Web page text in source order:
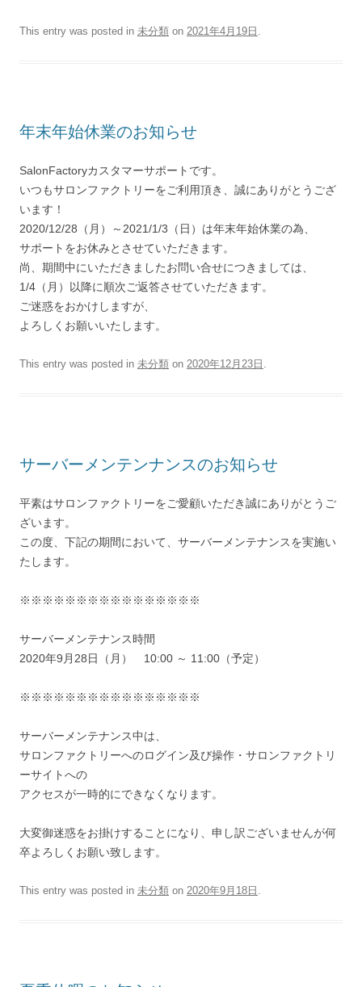
This entry was posted in 未分類 on 2021年4月19日 .
年末年始休業のお知らせ
SalonFactoryカスタマーサポートです。
いつもサロンファクトリーをご利用頂き、誠にありがとうござ
います！
2020/12/28（月）～2021/1/3（日）は年末年始休業の為、
サポートをお休みとさせていただきます。
尚、期間中にいただきましたお問い合せにつきましては、
1/4（月）以降に順次ご返答させていただきます。
ご迷惑をおかけしますが、
よろしくお願いいたします。
This entry was posted in 未分類 on 2020年12月23日 .
サーバーメンテンナンスのお知らせ
平素はサロンファクトリーをご愛顧いただき誠にありがとうご
ざいます。
この度、下記の期間において、サーバーメンテナンスを実施い
たします。
※※※※※※※※※※※※※※※※
サーバーメンテナンス時間
2020年9月28日（月） 10:00 ～ 11:00（予定）
※※※※※※※※※※※※※※※※
サーバーメンテナンス中は、
サロンファクトリーへのログイン及び操作・サロンファクトリ
ーサイトへの
アクセスが一時的にできなくなります。
大変御迷惑をお掛けすることになり、申し訳ございませんが何
卒よろしくお願い致します。
This entry was posted in 未分類 on 2020年9月18日 .